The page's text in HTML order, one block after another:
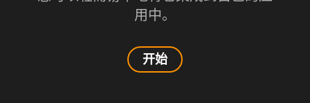
用中。
开始